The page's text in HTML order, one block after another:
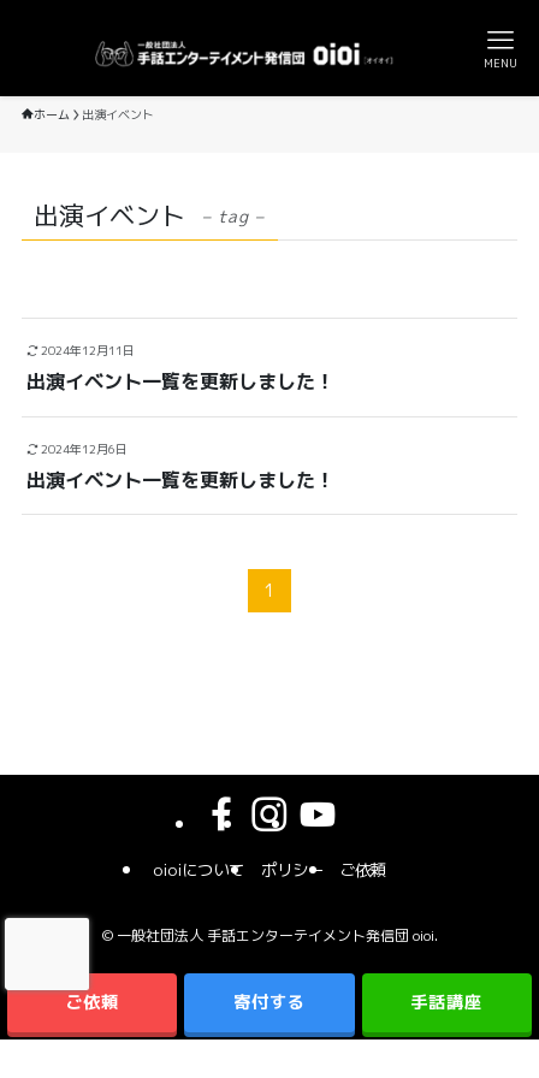
MENU
ホーム 出演イベント
出演イベント – tag –
2024年12月11日
出演イベント一覧を更新しました！
2024年12月6日
出演イベント一覧を更新しました！
1
ご依頼 寄付する 手話講座
oioiについて ポリシー ご依頼
©一般社団法人 手話エンターテイメント発信団 oioi.